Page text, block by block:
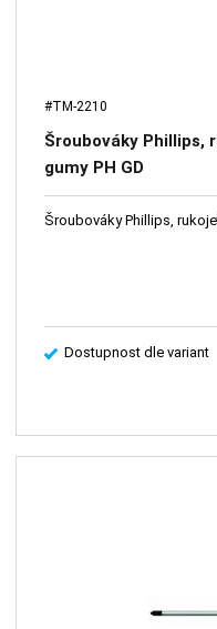
#TM-2210
Šroubováky Phillips,
gumy PH GD
Šroubováky Phillips,
Dostupnost dle variant